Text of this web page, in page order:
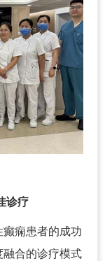
诊疗
痫患者的成功
合的诊疗模式